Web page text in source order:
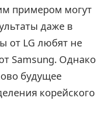
примером могут
даже в
от LG любят не
Samsung. Однако
будущее
корейского